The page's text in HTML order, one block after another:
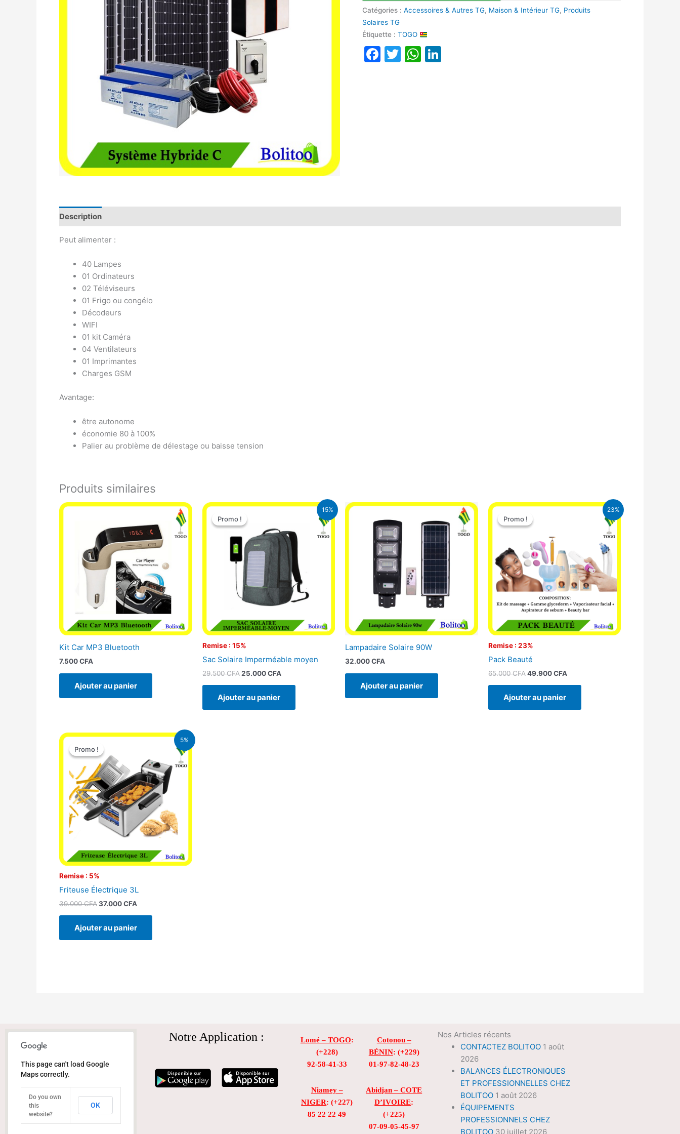
Catégories :Accessoires & Autres TG, Maison & Intérieur TG, Produits
Solaires TG
Étiquette :TOGO
Facebook
TwitterWhatsApp
Description
Peut alimenter :
40 Lampes
01 Ordinateurs
02 Téléviseurs
01 Frigo ou congélo
Décodeurs
WIFI
01 kit Caméra
04 Ventilateurs
01 Imprimantes
Charges GSM
Avantage:
être autonome
économie 80 à 100%
Palier au problème de délestage ou baisse tension
Produits similaires
Kit Car MP3 Bluetooth
7.500CFA
Ajouter au panier
15%
Promo !
Remise : 15%
Promo !
Sac Solaire Imperméable moyen
29.500CFA
Le
prix
initial
29.500 CFA.
25.000CFA
Le
est :
25.000 CFA.
Ajouter au panier
Lampadaire Solaire 90W
32.000CFA
Ajouter au panier
23%
Promo !
Remise : 23%
Promo !
Pack Beauté
65.000CFA
Le
prix
initial
65.000 CFA.
49.900CFA
Le
49.900 CFA.
Ajouter au panier
5%
Promo !
Remise : 5%
Promo !
Friteuse Électrique 3L
39.000CFA
Le
initial
était :
39.000 CFA.
37.000CFA
Le
est :
37.000 CFA.
Ajouter au panier
This page can't load Google
Maps correctly.
Do you own
this
website?
OK
Notre Application : Lomé – TOGO:
(+228)
92-58-41-33
Niamey –
NIGER: (+227)
85 22 22 49
Cotonou –
BÉNIN: (+229)
01-97-82-48-23
Abidjan – COTE
D’IVOIRE:
(+225)
07-09-05-45-97
Nos Articles récents
CONTACTEZ BOLITOO 1 août
2026
BALANCES ÉLECTRONIQUES
ET PROFESSIONNELLES CHEZ
BOLITOO 1 août 2026
ÉQUIPEMENTS
PROFESSIONNELS CHEZ
BOLITOO 30 juillet 2026